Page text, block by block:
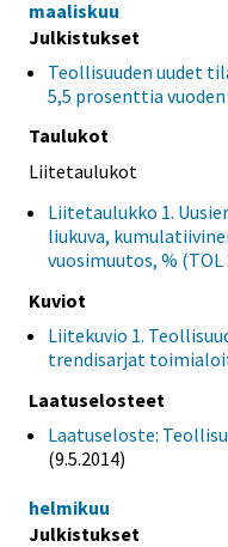
maaliskuu
Julkistukset
Teollisuuden uudet
5,5 prosenttia
Taulukot
Liitetaulukot
Liitetaulukko 1.
liukuva,
vuosimuutos, % (TOL
Kuviot
Liitekuvio 1.
trendisarjat
Laatuselosteet
Laatuseloste:
(9.5.2014)
helmikuu
Julkistukset